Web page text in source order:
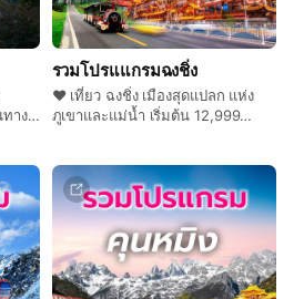
รวมโปรแแกรมฉงชิ่ง
❤️ เที่ยว ฉงชิ่ง เมืองสุดแปลก แห่ง
ภูเขาและแม่น้ำ เริ่มต้น 12,999
Thai Vietjet (VZ)